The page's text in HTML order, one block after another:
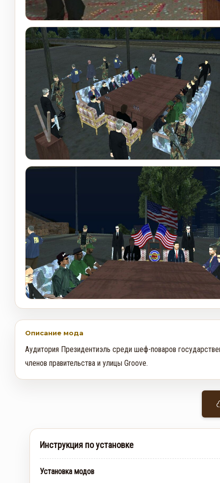
Описание мода
Аудитория Президентиэль среди шеф-поваров
членов правительства и улицы Groove.
Инструкция по установке
Установка модов